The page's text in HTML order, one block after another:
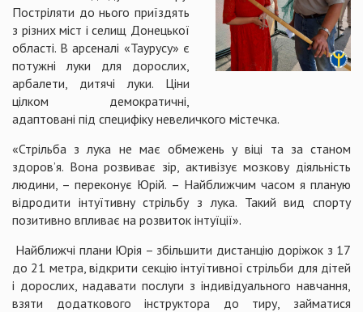
Постріляти до нього приїздять
з різних міст і селищ Донецької
області. В арсеналі «Таурусу» є
потужні луки для дорослих,
арбалети, дитячі луки. Ціни
цілком демократичні,
адаптовані під специфіку невеличкого містечка.
«Стрільба з лука не має обмежень у віці та за станом
здоров’я. Вона розвиває зір, активізує мозкову діяльність
людини, – переконує Юрій. – Найближчим часом я планую
відродити інтуїтивну стрільбу з лука. Такий вид спорту
позитивно впливає на розвиток інтуїції».
Найближчі плани Юрія – збільшити дистанцію доріжок з 17
до 21 метра, відкрити секцію інтуїтивної стрільби для дітей
і дорослих, надавати послуги з індивідуального навчання,
взяти додаткового інструктора до тиру, займатися